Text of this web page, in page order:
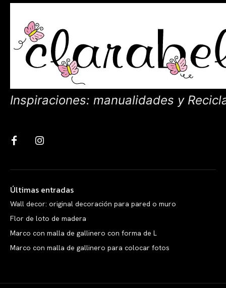
Inspiraciones: manualidades y
Últimas entradas
Wall decor: original decoración para pared o muro
Flor de loto de madera
Marco con malla de gallinero con forma de L
Marco con malla de gallinero para colocar fotos